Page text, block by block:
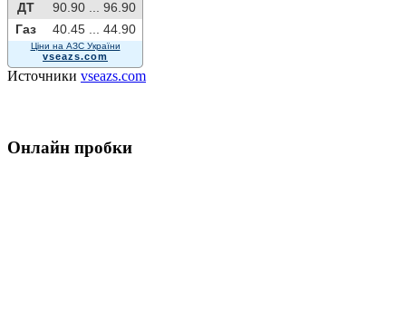
ДТ
90.90 ...
96.90
Газ
40.45 ... 44.90
Ціни на АЗС України
vseazs.com
Источники vseazs.com
Онлайн пробки